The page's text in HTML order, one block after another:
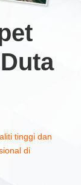
tinggi dan
di